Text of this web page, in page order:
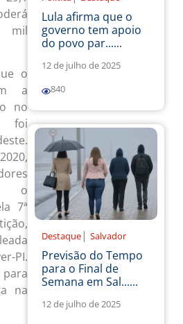
mil
o
a
no
foi
o
7ª
PI.
para
na
Lula afirma que o
governo tem apoio
do povo par......
12 de julho de 2025
840
Destaque | Salvador
Previsão do Tempo
para o Final de
Semana em Sal......
12 de julho de 2025